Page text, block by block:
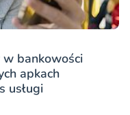
bankowości
apkach
usługi